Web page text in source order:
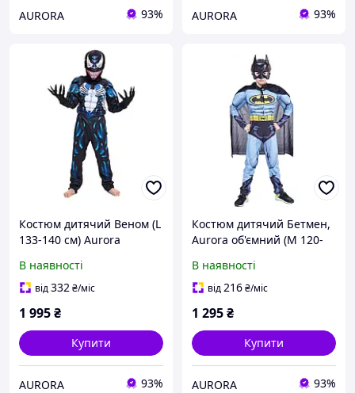
AURORA 93% AURORA 93%
Костюм дитячий Веном (L
133-140 см) Aurora
Сімбіот
В наявності
від332₴/міс
1 995₴
Купити
AURORA 93%
Костюм дитячий Бетмен,
Aurora об'ємний (М 120-
В наявності
від216₴/міс
1 295₴
Купити
AURORA 93%